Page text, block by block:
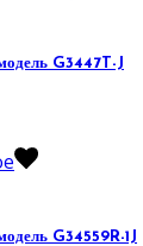
G3447T-J
G34559R-1J